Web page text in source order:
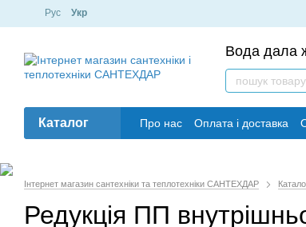
Рус Укр
Вода дала
Каталог Про нас Оплата і доставка
Інтернет магазин сантехніки та теплотехніки САНТЕХДАР
Редукція ПП